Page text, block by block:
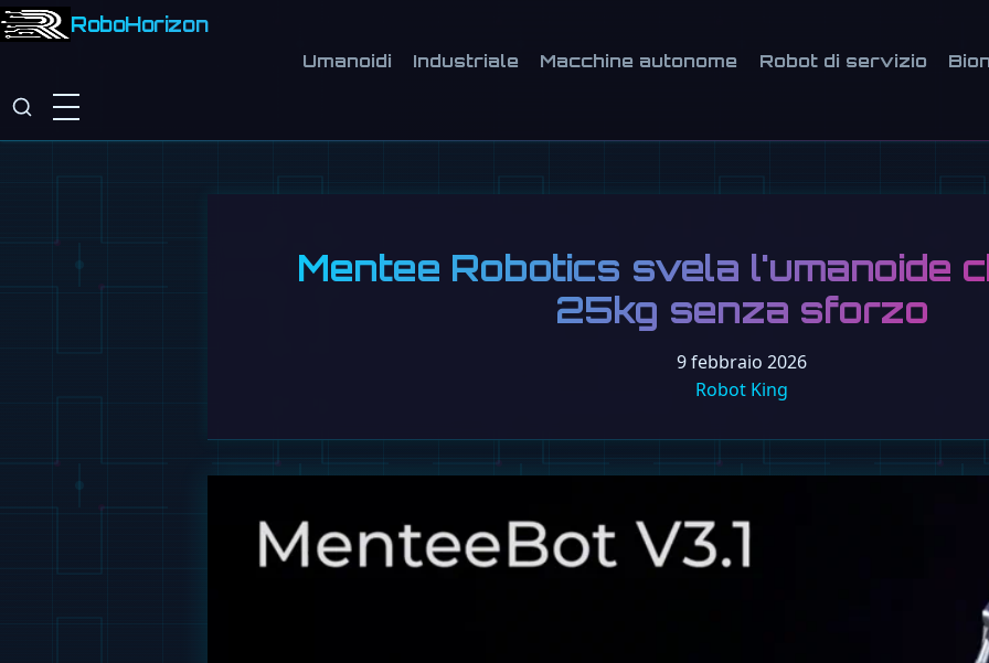
RoboHorizon
Umanoidi Industriale Macchine autonome Robot di servizio
Mentee Robotics svela l'umanoide
25kg senza sforzo
9 febbraio 2026
Robot King